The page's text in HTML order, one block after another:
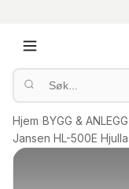
Hjem›BYGG & ANLEGG
Jansen HL-500E